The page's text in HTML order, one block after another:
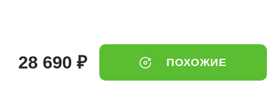
28 690 ₽ ПОХОЖИЕ
выбранный способом
75% будут